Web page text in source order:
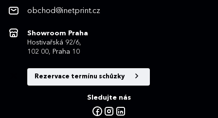
obchod@inetprint.cz
Showroom Praha
Hostivařská 92/6,
102 00, Praha 10
Rezervace termínu schůzky
Sledujte nás